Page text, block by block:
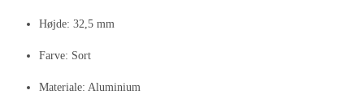
Højde: 32,5 mm
Farve: Sort
Materiale: Aluminium